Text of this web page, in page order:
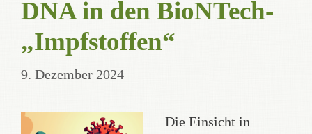
DNA in den BioNTech-
„Impfstoffen“
9. Dezember 2024
Die Einsicht in